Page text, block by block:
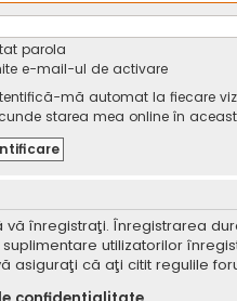
parola
e-mail-ul de activare
mă automat la fiecare
starea mea online în
vă înregistraţi. Înregistrarea
utilizatorilor
asiguraţi că aţi citit regulile